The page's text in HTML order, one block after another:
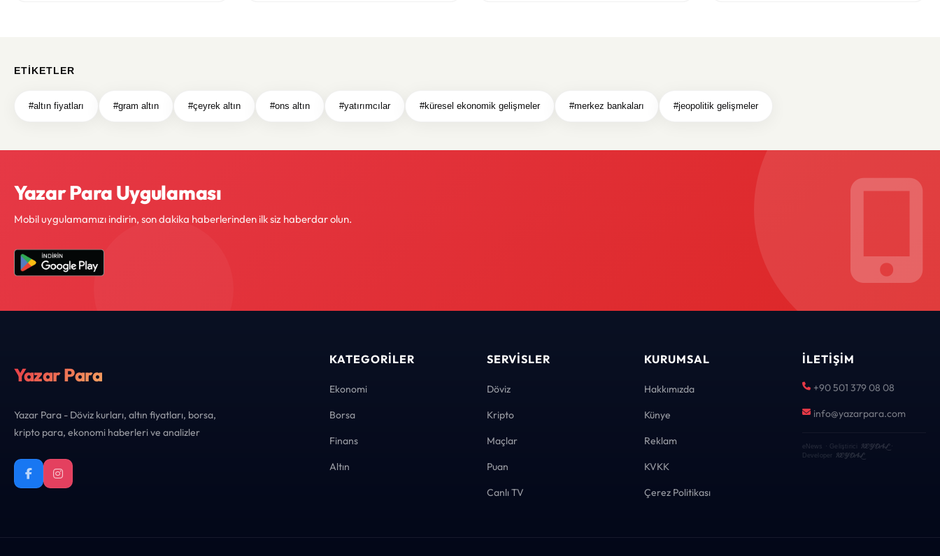
ETIKETLER
#altın fiyatları #gram altın #çeyrek altın #ons altın #yatırımcılar #küresel ekonomik gelişmeler #merkez bankaları #jeopolitik gelişmeler
Yazar Para Uygulaması
Mobil uygulamamızı indirin, son dakika haberlerinden ilk siz haberdar olun.
Yazar Para
Yazar Para - Döviz kurları, altın fiyatları, borsa,
kripto para, ekonomi haberleri ve analizler
KATEGORILER
Ekonomi
Borsa
Finans
Altın
SERVISLER
Döviz
Kripto
Maçlar
Puan
Canlı TV
KURUMSAL
Hakkımızda
Künye
Reklam
KVKK
Çerez Politikası
İLETIŞIM
+90 501 379 08 08
info@yazarpara.com
eNews · Geliştirici KEYDAL·
Developer KEYDAL